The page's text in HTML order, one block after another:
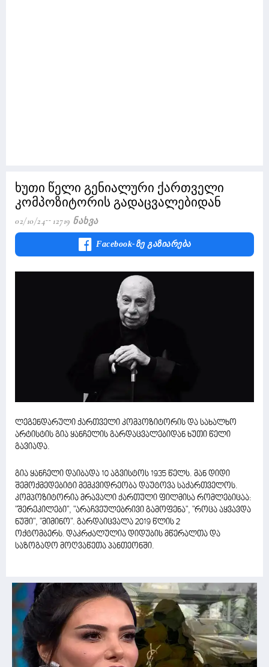
ხუთი წელი გენიალური ქართველი
კომპოზიტორის გადაცვალებიდან
02/10/24 12719 Ნახვა
Facebook-Ზე Გაზიარება
ლეგენდარული ქართველი კომპოზიტორის და სახალხო
არტისტის გია ყანჩელის გარდაცვალებიდან ხუთი წელი
გავიადა.
გია ყანჩელი დაიბადა 10 აგვისტოს 1935 წელს. მან დიდი
შემოქმედებიტი მემკვიდრეობა დაუტოვა საქართველოს.
კომპოზიტორია მრავალი ქართული ფილმისა რომლებიცაა:
"შერეკილები", "არაჩვეულებრივი გამოფენა", "როცა აყვავდა
ნუში", "მიმინო". გარდაიცვალა 2019 წლის 2
ოქტომბერს. დაკრძალულია დიდუბის მწერალთა და
საზოგადო მოღვაწეთა პანთეონში.